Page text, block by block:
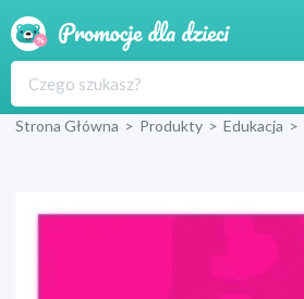
Produkty
Strona Główna > Produkty > Edukacja >